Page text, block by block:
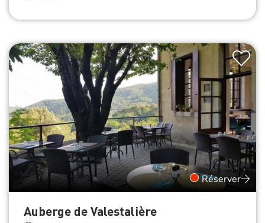
Réserver
Auberge de Valestalière